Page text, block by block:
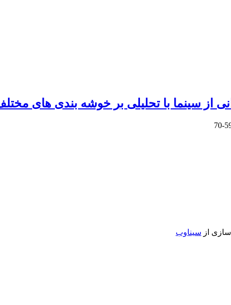
از سینما با تحلیلی بر خوشه بندی های
59-
از سیناوب